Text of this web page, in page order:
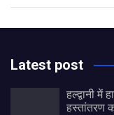
Latest post
हल्द्वानी में
हस्तांतरण